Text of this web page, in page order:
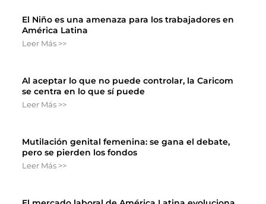
El Niño es una amenaza para los trabajadores en
América Latina
Leer Más >>
Al aceptar lo que no puede controlar, la Caricom
se centra en lo que sí puede
Leer Más >>
Mutilación genital femenina: se gana el debate,
pero se pierden los fondos
Leer Más >>